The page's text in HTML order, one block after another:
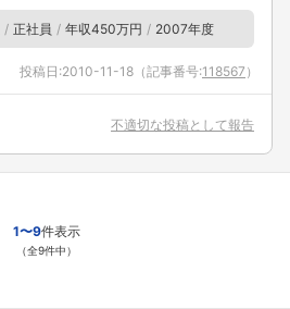
正社員 年収450万円 2007年度
投稿日:2010-11-18 （記事番号:118567 ）
不適切な投稿として報告
1〜9件表示
（全9件中）